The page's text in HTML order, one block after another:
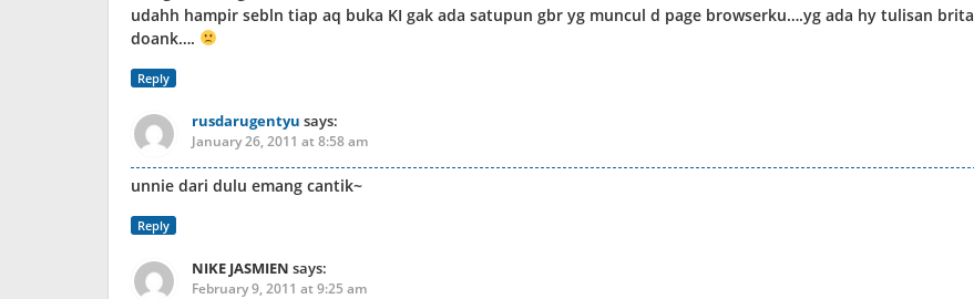
udahh hampir sebln tiap aq buka KI gak ada satupun gbr yg muncul d page browserku….yg ada hy tulisan brita
doank….
Reply
rusdarugentyu says:
January 26, 2011 at 8:58 am
unnie dari dulu emang cantik~
Reply
NIKE JASMIEN says:
February 9, 2011 at 9:25 am